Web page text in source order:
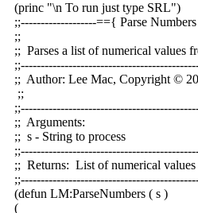
(princ "\n To run just type SRL")
;;-------------------=={ Parse
;;
;; Parses a list of numerical values
;; Author: Lee Mac, Copyright ©
;;
;;
;; s - String to
;; Returns: List of numerical
(defun LM:ParseNumbers ( s )
(